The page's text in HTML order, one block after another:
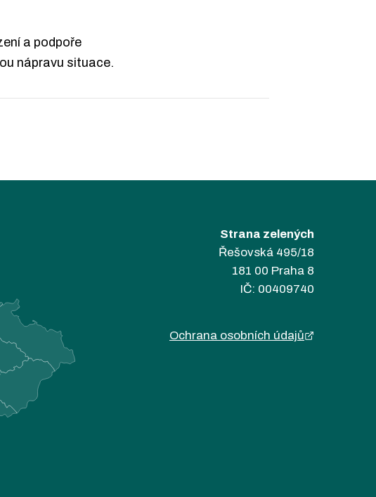
a podpoře
nápravu situace.
Strana zelených
Řešovská 495/18
181 00 Praha 8
IČ: 00409740
Ochrana osobních údajů